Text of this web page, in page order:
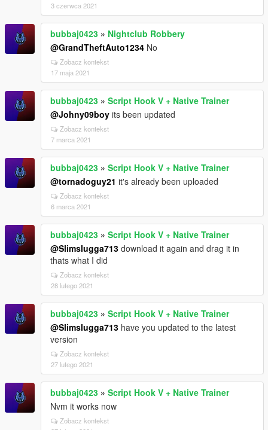
3 czerwca 2021
bubbaj0423 » Nightclub Robbery
@GrandTheftAuto1234 No
Zobacz kontekst
17 maja 2021
bubbaj0423 » Script Hook V + Native Trainer
@Johny09boy its been updated
Zobacz kontekst
7 marca 2021
bubbaj0423 » Script Hook V + Native Trainer
@tornadoguy21 it's already been uploaded
Zobacz kontekst
6 marca 2021
bubbaj0423 » Script Hook V + Native Trainer
@Slimslugga713 download it again and drag it in
thats what I did
Zobacz kontekst
28 lutego 2021
bubbaj0423 » Script Hook V + Native Trainer
@Slimslugga713 have you updated to the latest
version
Zobacz kontekst
27 lutego 2021
bubbaj0423 » Script Hook V + Native Trainer
Nvm it works now
Zobacz kontekst